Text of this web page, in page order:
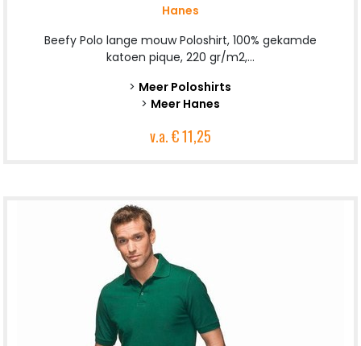
Hanes
Beefy Polo lange mouw Poloshirt, 100% gekamde
katoen pique, 220 gr/m2,...
> Meer Poloshirts
> Meer Hanes
v.a.€ 11,25